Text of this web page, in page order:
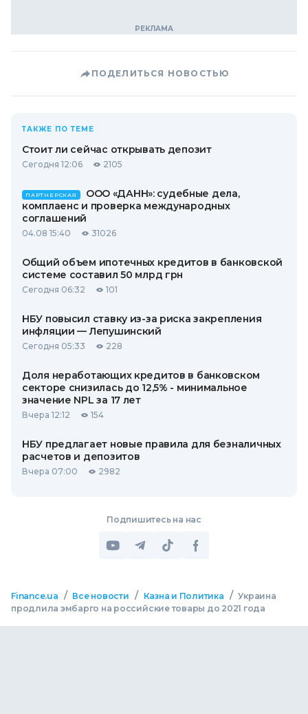
ПОДЕЛИТЬСЯ НОВОСТЬЮ
ТАКЖЕ ПО ТЕМЕ
Стоит ли сейчас открывать депозит
Сегодня 12:06 2105
ПАРТНЕРСКАЯ
ООО «ДАНН»: судебные дела,
комплаенс и проверка международных
соглашений
04.08 15:40 31026
Общий объем ипотечных кредитов в банковской
системе составил 50 млрд грн
Сегодня 06:32 101
НБУ повысил ставку из-за риска закрепления
инфляции — Лепушинский
Сегодня 05:33 228
Доля неработающих кредитов в банковском
секторе снизилась до 12,5% - минимальное
значение NPL за 17 лет
Вчера 12:12 154
НБУ предлагает новые правила для безналичных
расчетов и депозитов
Вчера 07:00 2982
Подпишитесь на нас
Finance.ua / Все новости / Казна и Политика / Украина
продлила эмбарго на российские товары до 2021 года